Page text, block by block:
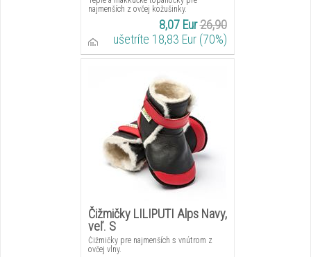
najmenších z ovčej kožušinky.
8,07 Eur26,90
ušetríte 18,83 Eur (70%)
Čižmičky LILIPUTI Alps Navy,
veľ. S
Čižmičky pre najmenších s vnútrom z
ovčej vlny.